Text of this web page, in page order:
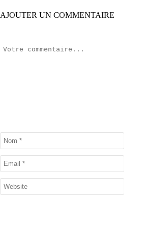
AJOUTER UN COMMENTAIRE